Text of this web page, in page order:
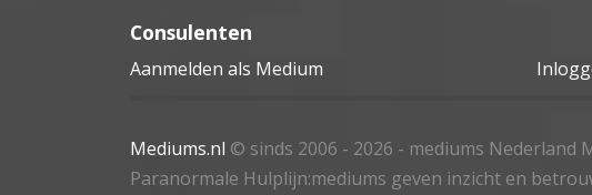
Consulenten
Aanmelden als Medium
Mediums.nl © sinds 2006 - 2026 - mediums Nederland
Paranormale Hulplijn:mediums geven inzicht en